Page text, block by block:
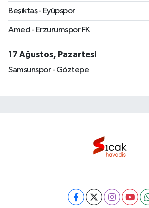
Beşiktaş - Eyüpspor
Amed - Erzurumspor FK
17 Ağustos, Pazartesi
Samsunspor - Göztepe